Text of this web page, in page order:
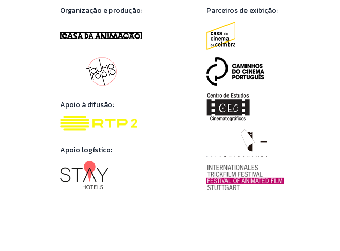
Organização e produção:
Apoio à difusão:
Apoio logístico:
Parceiros de exibição: